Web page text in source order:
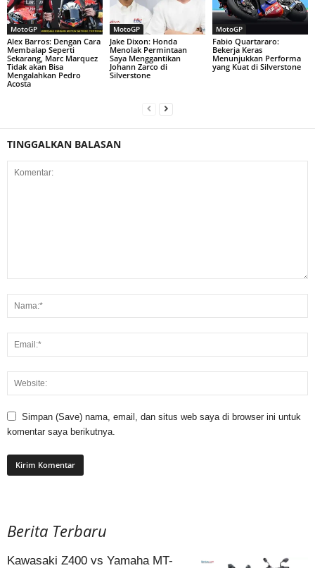
MotoGP
Alex Barros: Dengan Cara
Membalap Seperti
Sekarang, Marc Marquez
Tidak akan Bisa
Mengalahkan Pedro
Acosta
MotoGP
Jake Dixon: Honda
Menolak Permintaan
Saya Menggantikan
Johann Zarco di
Silverstone
MotoGP
Fabio Quartararo:
Bekerja Keras
Menunjukkan Performa
yang Kuat di Silverstone
TINGGALKAN BALASAN
Simpan (Save) nama, email, dan situs web saya di browser ini untuk
komentar saya berikutnya.
Berita Terbaru
Kawasaki Z400 vs Yamaha MT-